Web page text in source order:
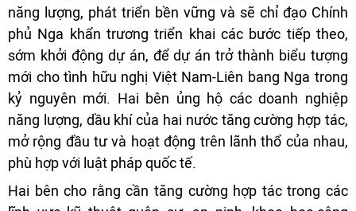
năng lượng, phát triển bền vững và sẽ chỉ đạo Chính
phủ Nga khẩn trương triển khai các bước tiếp theo,
sớm khởi động dự án, để dự án trở thành biểu tượng
mới cho tình hữu nghị Việt Nam-Liên bang Nga trong
kỷ nguyên mới. Hai bên ủng hộ các doanh nghiệp
năng lượng, dầu khí của hai nước tăng cường hợp tác,
mở rộng đầu tư và hoạt động trên lãnh thổ của nhau,
phù hợp với luật pháp quốc tế.
Hai bên cho rằng cần tăng cường hợp tác trong các